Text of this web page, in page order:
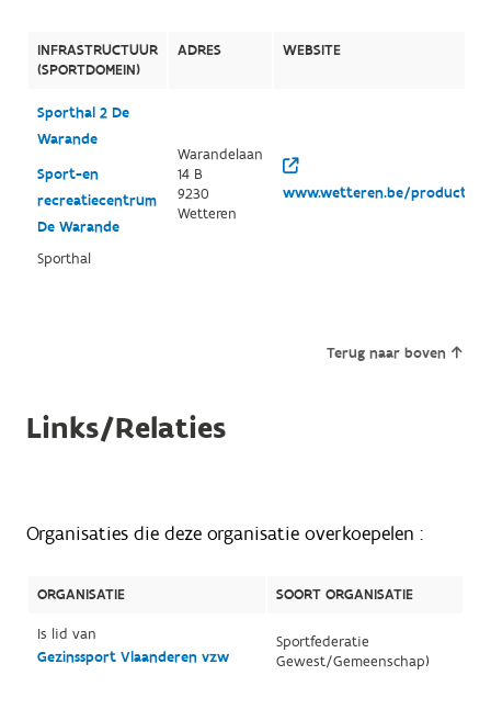
INFRASTRUCTUUR
(SPORTDOMEIN)
ADRES WEBSITE
Sporthal 2 De
Warande
Sport-en
recreatiecentrum
De Warande
Sporthal
Warandelaan
14 B
9230
Wetteren
www.wetteren.be/
Terug naar boven
Links/Relaties
Organisaties die deze organisatie overkoepelen :
ORGANISATIE
SOORT ORGANISATIE
Is lid van
Gezinssport Vlaanderen vzw
Sportfederatie
Gewest/Gemeenschap)